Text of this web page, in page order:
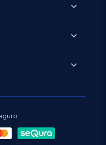
expand_more
expand_more
expand_more